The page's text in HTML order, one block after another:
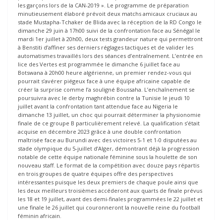
les garçons lors de la CAN-2019 ». Le programme de préparation
minutieusement élaboré prévoit deux matchs amicaux cruciaux au
stade Mustapha-Tchaker de Blida avec la réception de la RD Congo le
dimanche 29 juin à 17h00 suivi de la confrontation face au Sénégal le
mardi 1er juillet à 20h00, deux tests grandeur nature qui permettront
à Benstiti d’affiner ses derniers réglages tactiques et de valider les
automatismes travaillés lors des séances d’entraînement. L’entrée en
lice des Vertes est programmée le dimanche 6 juillet face au
Botswana à 20h00 heure algérienne, un premier rendez-vous qui
pourrait s’avérer piégeux face à une équipe africaine capable de
créer la surprise comme l’a souligné Boussaha. L’enchaînement se
poursuivra avec le derby maghrébin contre la Tunisie le jeudi 10
juillet avant la confrontation tant attendue face au Nigeria le
dimanche 13 juillet, un choc qui pourrait déterminer la physionomie
finale de ce groupe B particulièrement relevé. La qualification s’était
acquise en décembre 2023 grâce à une double confrontation
maîtrisée face au Burundi avec des victoires 5-1 et 1-0 disputées au
stade olympique du 5-juillet d’Alger, démontrant déjà la progression
notable de cette équipe nationale féminine sous la houlette de son
nouveau staff. Le format de la compétition avec douze pays répartis
en trois groupes de quatre équipes offre des perspectives
intéressantes puisque les deux premiers de chaque poule ainsi que
les deux meilleurs troisièmes accéderont aux quarts de finale prévus
les 18 et 19 juillet, avant des demi-finales programmées le 22 juillet et
une finale le 26 juillet qui couronneront la nouvelle reine du football
féminin africain.